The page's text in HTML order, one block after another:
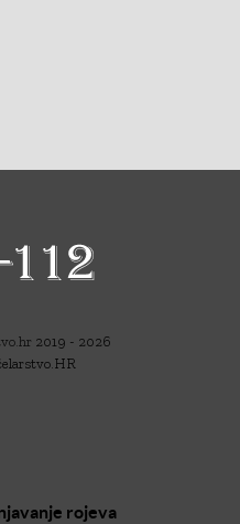
2019 - 2026
rojeva